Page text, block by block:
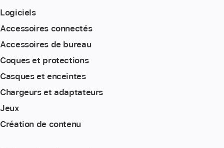
Logiciels
Accessoires connectés
Accessoires de bureau
Coques et protections
Casques et enceintes
Chargeurs et adaptateurs
Jeux
Création de contenu